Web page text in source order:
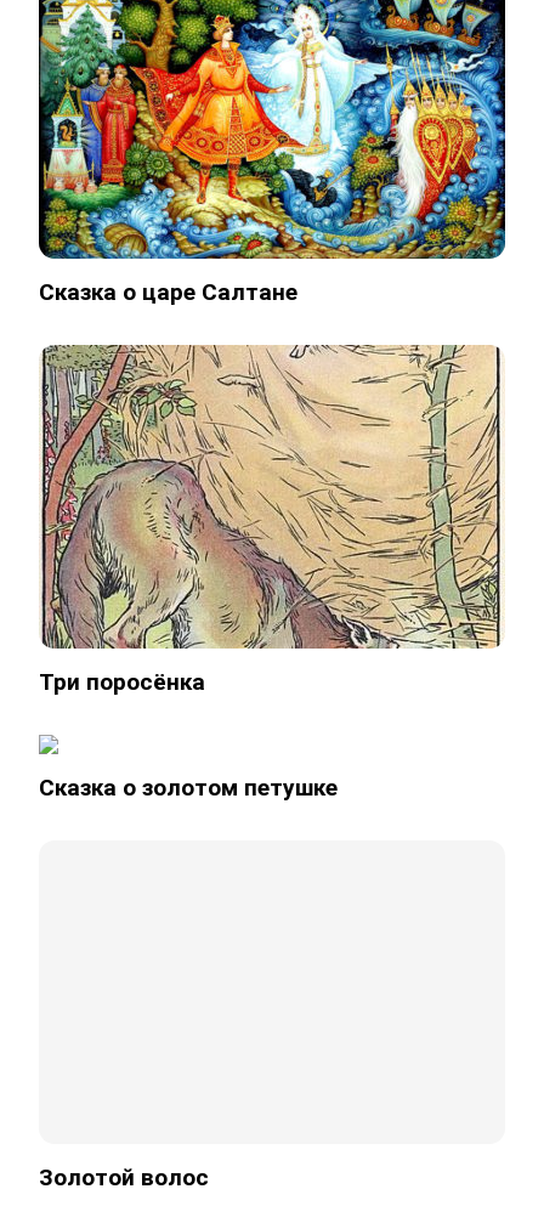
Сказка о царе Салтане
Три поросёнка
Сказка о золотом петушке
Золотой волос